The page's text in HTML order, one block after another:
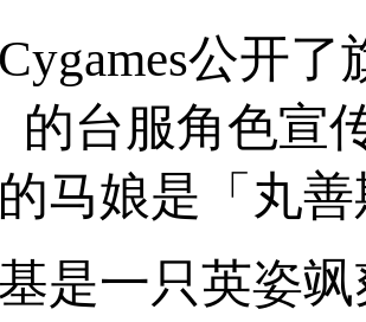
公开
的台服角色宣
马娘是「丸
是一只英姿